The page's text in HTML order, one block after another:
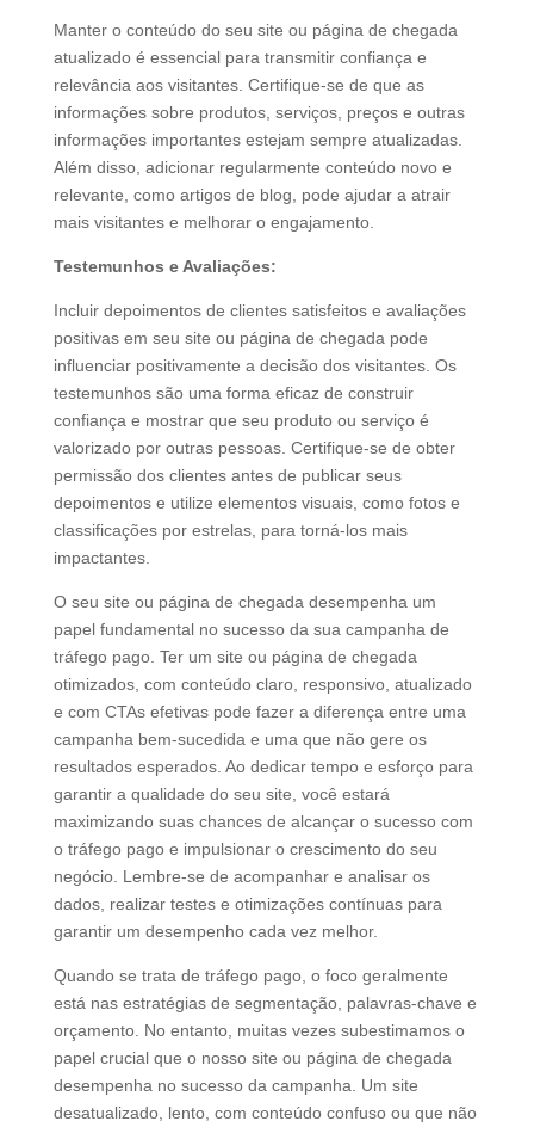
Manter o conteúdo do seu site ou página de chegada
atualizado é essencial para transmitir confiança e
relevância aos visitantes. Certifique-se de que as
informações sobre produtos, serviços, preços e outras
informações importantes estejam sempre atualizadas.
Além disso, adicionar regularmente conteúdo novo e
relevante, como artigos de blog, pode ajudar a atrair
mais visitantes e melhorar o engajamento.
Testemunhos e Avaliações:
Incluir depoimentos de clientes satisfeitos e avaliações
positivas em seu site ou página de chegada pode
influenciar positivamente a decisão dos visitantes. Os
testemunhos são uma forma eficaz de construir
confiança e mostrar que seu produto ou serviço é
valorizado por outras pessoas. Certifique-se de obter
permissão dos clientes antes de publicar seus
depoimentos e utilize elementos visuais, como fotos e
classificações por estrelas, para torná-los mais
impactantes.
O seu site ou página de chegada desempenha um
papel fundamental no sucesso da sua campanha de
tráfego pago. Ter um site ou página de chegada
otimizados, com conteúdo claro, responsivo, atualizado
e com CTAs efetivas pode fazer a diferença entre uma
campanha bem-sucedida e uma que não gere os
resultados esperados. Ao dedicar tempo e esforço para
garantir a qualidade do seu site, você estará
maximizando suas chances de alcançar o sucesso com
o tráfego pago e impulsionar o crescimento do seu
negócio. Lembre-se de acompanhar e analisar os
dados, realizar testes e otimizações contínuas para
garantir um desempenho cada vez melhor.
Quando se trata de tráfego pago, o foco geralmente
está nas estratégias de segmentação, palavras-chave e
orçamento. No entanto, muitas vezes subestimamos o
papel crucial que o nosso site ou página de chegada
desempenha no sucesso da campanha. Um site
desatualizado, lento, com conteúdo confuso ou que não